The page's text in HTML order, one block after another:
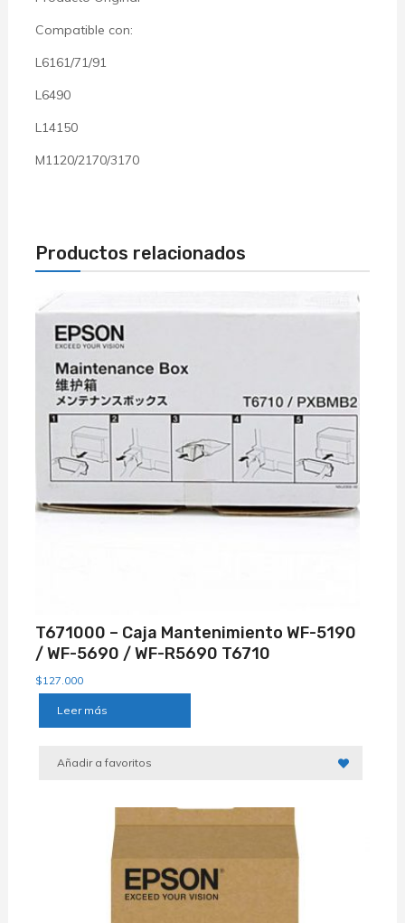
Compatible con:
L6161/71/91
L6490
L14150
M1120/2170/3170
Productos relacionados
T671000 – Caja Mantenimiento WF-5190
/ WF-5690 / WF-R5690 T6710
$127.000
Leer más
Añadir a favoritos